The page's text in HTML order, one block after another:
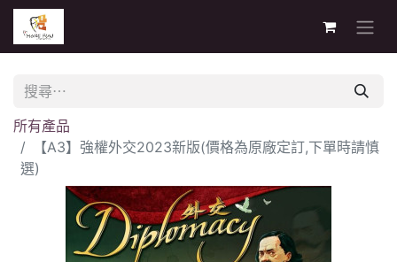
所有產品
【A3】強權外交2023新版(價格為原廠定訂,下單時請慎
選)